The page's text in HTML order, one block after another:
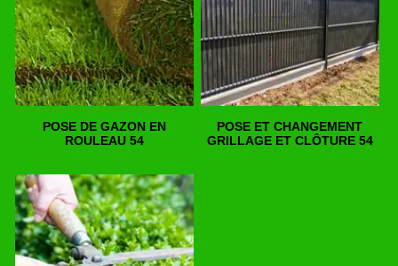
POSE DE GAZON EN
ROULEAU 54
POSE ET CHANGEMENT
GRILLAGE ET CLÔTURE 54